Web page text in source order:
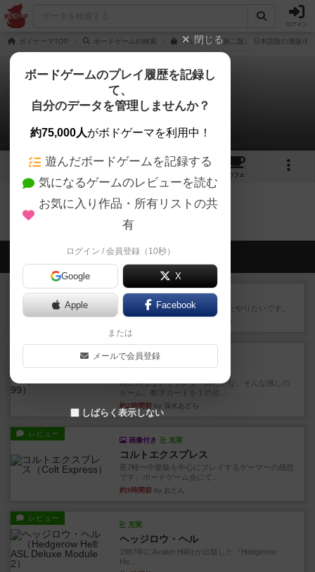
ログイン
ボドゲーマTOP ボードゲームの検索 ペルガモン（第二版） 日本語版の通販/商
ペルガモン
0件の動画
5 5
カフェ
ペルガモンのトップに戻る
会員の新しい投稿
レビュー ゴットファイブ！
運要素があり楽しめました。またやりたいです。
by 金賢守(キムヒョンス)
充実
ダブルナイン
雑に死なないラブレターみたいな、そんな感じの
ゲーム。数字カードを１の位...
約2時間前 by 深水あどら
レビュー
画像付き 充実
コルトエクスプレス
星7軽〜中量級を中心にプレイするゲーマーの感想
です。ボードゲーム会にて...
約3時間前 by おとん
レビュー
充実
ヘッジロウ・ヘル
1987年にAvalon Hill社が出版した『Hedgerow
He...
閉じる
ボードゲームのプレイ履歴を記録し
て、
自分のデータを管理しませんか？
約75,000人がボドゲーマを利用中！
遊んだボードゲームを記録する
気になるゲームのレビューを読む
お気に入り作品・所有リストの共
有
ログイン / 会員登録（10秒）
Google X
Apple Facebook
または
メールで会員登録
しばらく表示しない